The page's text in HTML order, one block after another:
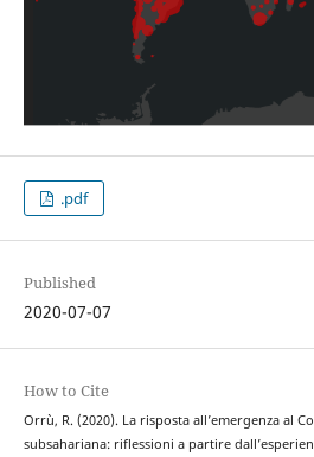
.pdf
Published
2020-07-07
How to Cite
Orrù, R. (2020). La risposta all’emergenza al
subsahariana: riflessioni a partire